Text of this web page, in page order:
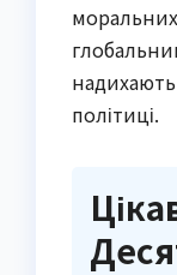
надихають
політиці.